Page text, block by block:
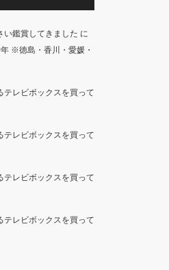
い鑑賞してきました に
※徳島・香川・愛媛・
テレビボックスを買って
テレビボックスを買って
テレビボックスを買って
テレビボックスを買って